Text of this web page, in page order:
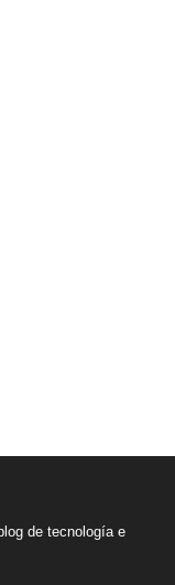
de tecnología e